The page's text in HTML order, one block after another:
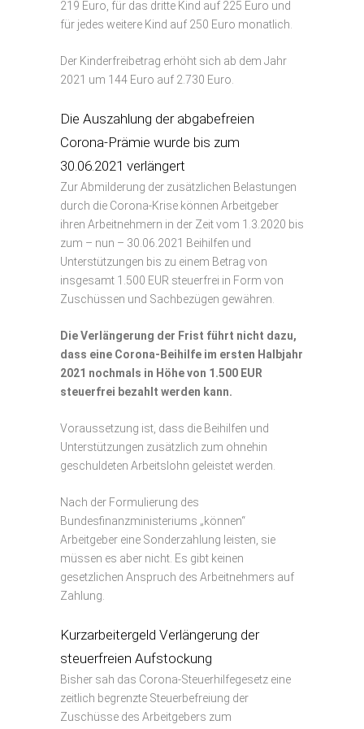
219 Euro, für das dritte Kind auf 225 Euro und
für jedes weitere Kind auf 250 Euro monatlich.
Der Kinderfreibetrag erhöht sich ab dem Jahr
2021 um 144 Euro auf 2.730 Euro.
Die Auszahlung der abgabefreien
Corona-Prämie wurde bis zum
30.06.2021 verlängert
Zur Abmilderung der zusätzlichen Belastungen
durch die Corona-Krise können Arbeitgeber
ihren Arbeitnehmern in der Zeit vom 1.3.2020 bis
zum – nun – 30.06.2021 Beihilfen und
Unterstützungen bis zu einem Betrag von
insgesamt 1.500 EUR steuerfrei in Form von
Zuschüssen und Sachbezügen gewähren.
Die Verlängerung der Frist führt nicht dazu,
dass eine Corona-Beihilfe im ersten Halbjahr
2021 nochmals in Höhe von 1.500 EUR
steuerfrei bezahlt werden kann.
Voraussetzung ist, dass die Beihilfen und
Unterstützungen zusätzlich zum ohnehin
geschuldeten Arbeitslohn geleistet werden.
Nach der Formulierung des
Bundesfinanzministeriums „können“
Arbeitgeber eine Sonderzahlung leisten, sie
müssen es aber nicht. Es gibt keinen
gesetzlichen Anspruch des Arbeitnehmers auf
Zahlung.
Kurzarbeitergeld Verlängerung der
steuerfreien Aufstockung
Bisher sah das Corona-Steuerhilfegesetz eine
zeitlich begrenzte Steuerbefreiung der
Zuschüsse des Arbeitgebers zum